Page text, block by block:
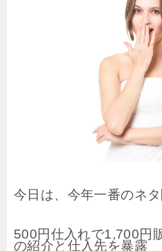
今日は、今年一番のネ
500円仕入れで1,700円
の紹介と仕入先を暴露